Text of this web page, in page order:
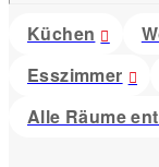
Küchen
Esszimmer
Alle Räume